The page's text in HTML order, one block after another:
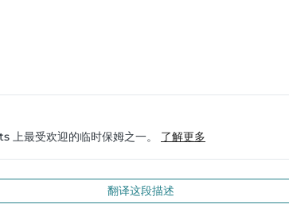
上最受欢迎的临时保姆之一。 了解更多
翻译这段描述